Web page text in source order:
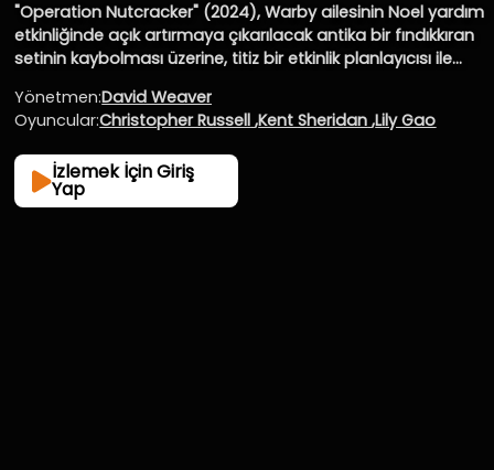
"Operation Nutcracker" (2024), Warby ailesinin Noel yardım
etkinliğinde açık artırmaya çıkarılacak antika bir fındıkkıran
setinin kaybolması üzerine, titiz bir etkinlik planlayıcısı ile
giriştikleri macerayı konu alıyor.
Yönetmen:David Weaver
Oyuncular:Christopher Russell ,Kent Sheridan ,Lily Gao
İzlemek İçin Giriş
Yap